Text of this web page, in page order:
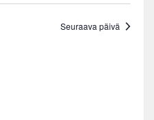
Seuraava päivä